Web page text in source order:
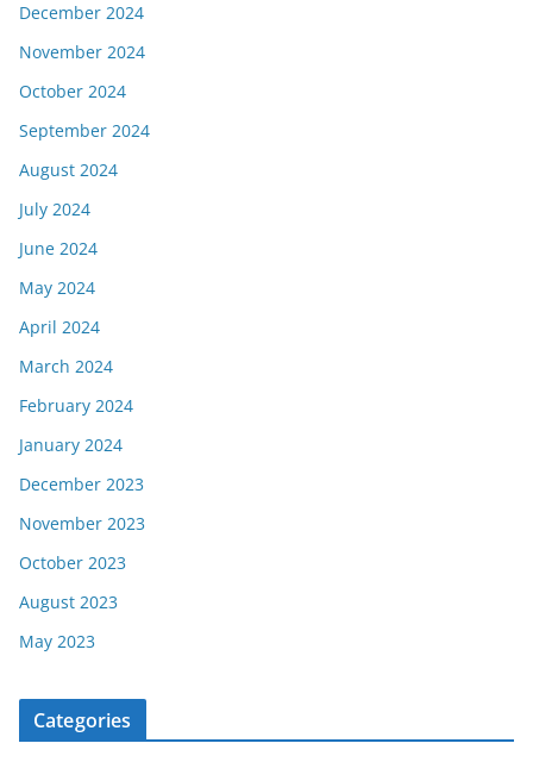
December 2024
November 2024
October 2024
September 2024
August 2024
July 2024
June 2024
May 2024
April 2024
March 2024
February 2024
January 2024
December 2023
November 2023
October 2023
August 2023
May 2023
Categories